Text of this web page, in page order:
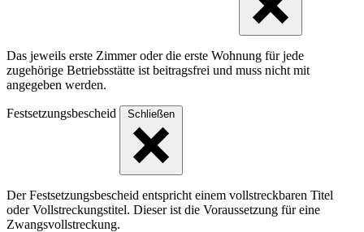
Das jeweils erste Zimmer oder die erste Wohnung für jede
zugehörige Betriebsstätte ist beitragsfrei und muss nicht mit
angegeben werden.
Festsetzungsbescheid Schließen
Der Festsetzungsbescheid entspricht einem vollstreckbaren Titel
oder Vollstreckungstitel. Dieser ist die Voraussetzung für eine
Zwangsvollstreckung.